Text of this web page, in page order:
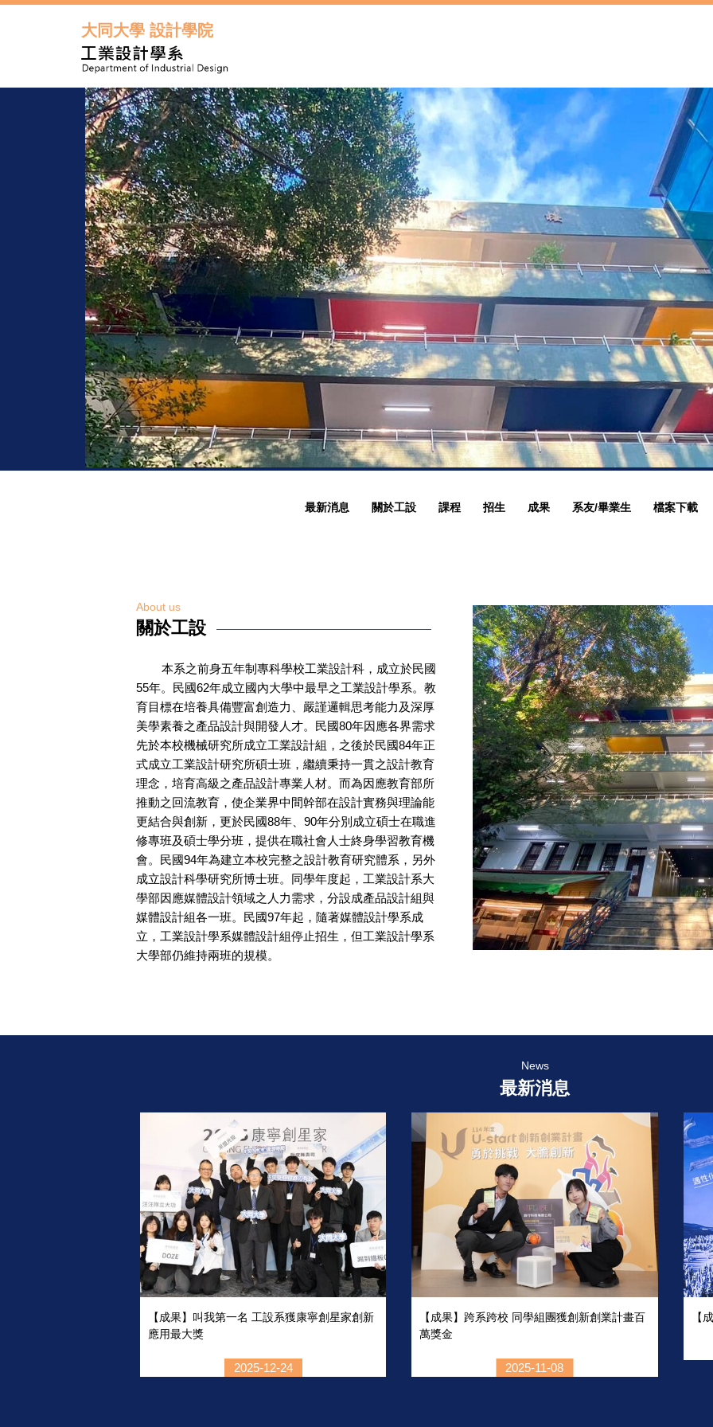
大同大學 設計學院
最新消息 關於工設 課程 招生 成果 系友/畢業生 檔案下載
關於工設
About us
本系之前身五年制專科學校工業設計科，成立於民國
55年。民國62年成立國內大學中最早之工業設計學系。教
育目標在培養具備豐富創造力、嚴謹邏輯思考能力及深厚
美學素養之產品設計與開發人才。民國80年因應各界需求
先於本校機械研究所成立工業設計組，之後於民國84年正
式成立工業設計研究所碩士班，繼續秉持一貫之設計教育
理念，培育高級之產品設計專業人材。而為因應教育部所
推動之回流教育，使企業界中間幹部在設計實務與理論能
更結合與創新，更於民國88年、90年分別成立碩士在職進
修專班及碩士學分班，提供在職社會人士終身學習教育機
會。民國94年為建立本校完整之設計教育研究體系，另外
成立設計科學研究所博士班。同學年度起，工業設計系大
學部因應媒體設計領域之人力需求，分設成產品設計組與
媒體設計組各一班。民國97年起，隨著媒體設計學系成
立，工業設計學系媒體設計組停止招生，但工業設計學系
大學部仍維持兩班的規模。
最新消息
News
【成果】叫我第一名 工設系獲康寧創星家創新
應用最大獎
2025-12-24
【成果】跨系跨校 同學組團獲創新創業計畫百
萬獎金
2025-11-08
【